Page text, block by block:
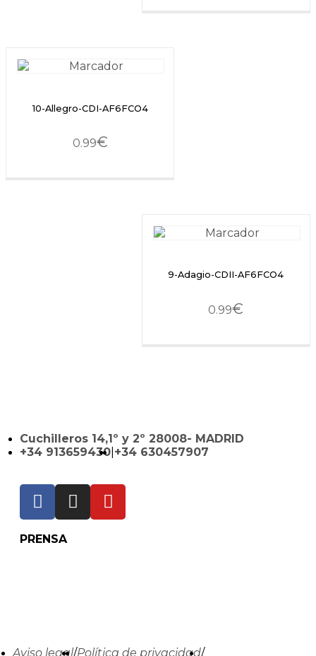
10-Allegro-CDI-AF6FCO4
0.99€
9-Adagio-CDII-AF6FCO4
0.99€
Cuchilleros 14,1º y 2º 28008- MADRID
+34 913659430 +34 630457907
PRENSA
Aviso legal/Política de privacidad/